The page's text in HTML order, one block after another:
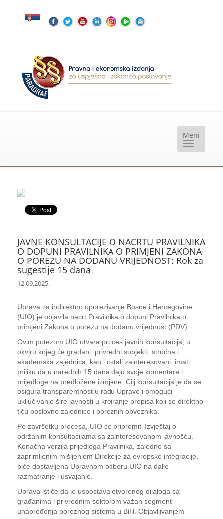
JAVNE KONSULTACIJE O NACRTU PRAVILNIKA
O DOPUNI PRAVILNIKA O PRIMJENI ZAKONA
O POREZU NA DODANU VRIJEDNOST: Rok za
sugestije 15 dana
12.09.2025.
Uprava za indirektno oporezivanje Bosne i Hercegovine
(UIO) je objavila nacrt Pravilnika o dopuni Pravilnika o
primjeni Zakona o porezu na dodanu vrijednost (PDV).
Ovim potezom UIO otvara proces javnih konsultacija, u
okviru kojeg će građani, privredni subjekti, stručna i
akademska zajednica, kao i ostali zainteresovani, imati
priliku da u narednih 15 dana daju svoje komentare i
prijedloge na predložene izmjene. Cilj konsultacija je da se
osigura transparentnost u radu Uprave i omogući
uključivanje šire javnosti u kreiranje propisa koji se direktno
tiču poslovne zajednice i poreznih obveznika.
Po završetku procesa, UIO će pripremiti Izvještaj o
održanim konsultacijama sa zainteresovanom javnošću.
Konačna verzija prijedloga Pravilnika, zajedno sa
zaprimljenim mišljenjem Direkcije za evropske integracije,
biće dostavljena Upravnom odboru UIO na dalje
razmatranje i usvajanje.
Uprava ističe da je uspostava otvorenog dijaloga sa
građanima i privrednim sektorom važan segment
unapređenja poreznog sistema u BiH. Objavljivanjem